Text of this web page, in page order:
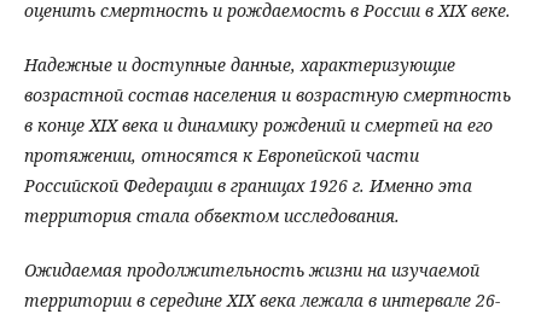
оценить смертность и рождаемость в России в XIX веке.
Надежные и доступные данные, характеризующие
возрастной состав населения и возрастную смертность
в конце XIX века и динамику рождений и смертей на его
протяжении, относятся к Европейской части
Российской Федерации в границах 1926 г. Именно эта
территория стала объектом исследования.
Ожидаемая продолжительность жизни на изучаемой
территории в середине XIX века лежала в интервале 26-